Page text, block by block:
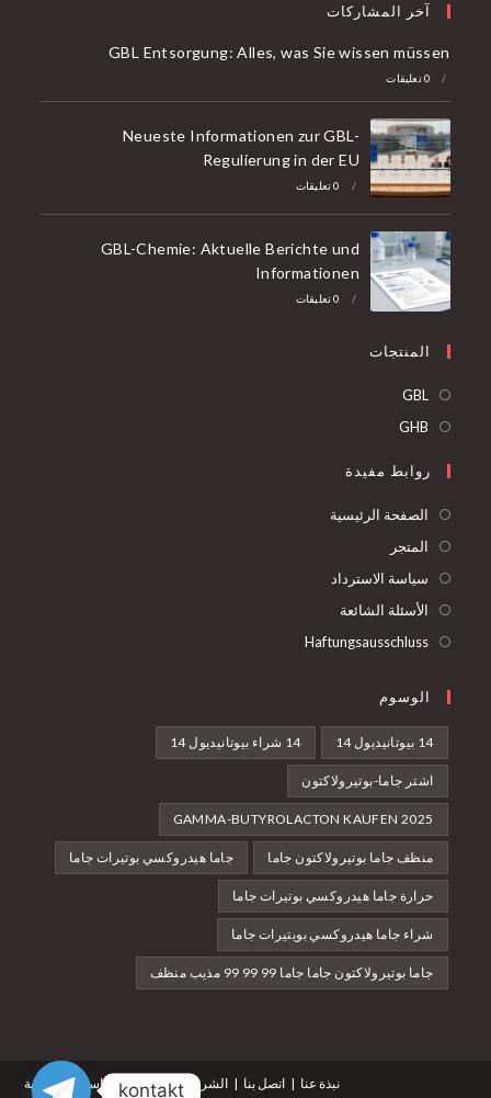
آخر المشاركات
GBL Entsorgung: Alles, was Sie wissen müssen
/ 0 تعليقات
Neueste Informationen zur GBL-
Regulierung in der EU
/ 0 تعليقات
GBL-Chemie: Aktuelle Berichte und
Informationen
/ 0 تعليقات
المنتجات
GBLفتح
في
تبويب
GHBفتح
علامة
تبويب
روابط مفيدة
الصفحة الرئيسية
المتجر
سياسة الاسترداد
الأسئلة الشائعة
Haftungsausschluss
الوسوم
14 بيوتانيديول 14 14 شراء بيوتانيديول 14
اشتر جاما-بوتيرولاكتون
GAMMA-BUTYROLACTON KAUFEN 2025
منظف جاما بوتيرولاكتون جاما جاما هيدروكسي بوتيرات جاما
حرارة جاما هيدروكسي بوتيرات جاما
شراء جاما هيدروكسي بويتيرات جاما
جاما بوتيرولاكتون جاما جاما 99 99 99 مذيب منظف
نبذة عنا اتصل بنا الشروط والأحكام سياسة الخصوصيةkontakt